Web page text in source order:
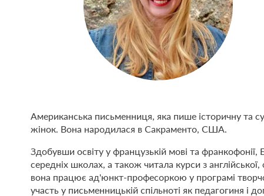
Американська письменниця, яка пише історичну та
жінок. Вона народилася в Сакраменто, США.
Здобувши освіту у французькій мові та
середніх школах, а також читала курси з
вона працює ад'юнкт-професоркою у програмі
участь у письменницькій спільноті як педагогиня і